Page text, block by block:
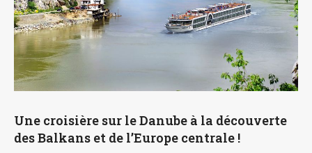
Une croisière sur le Danube à la découverte
des Balkans et de l’Europe centrale !